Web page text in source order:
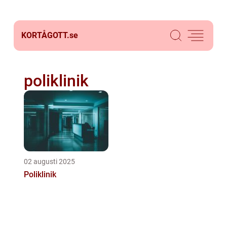
KORTÅGOTT.se
poliklinik
02 augusti 2025
Poliklinik